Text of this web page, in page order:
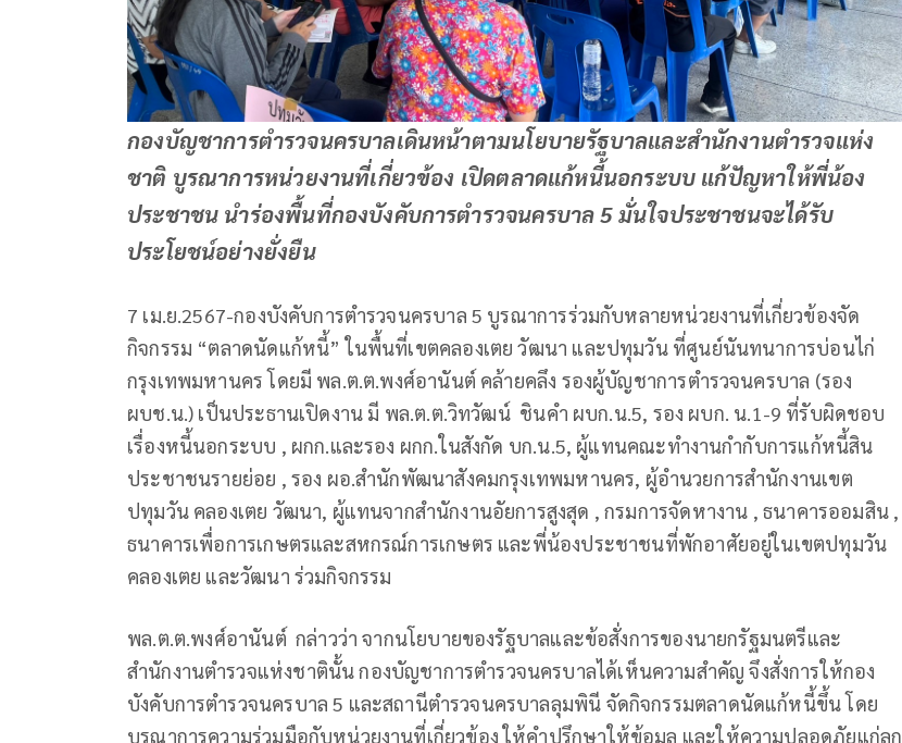
กองบัญชาการตำรวจนครบาลเดินหน้าตามนโยบายรัฐบาลและสำนักงานตำรวจแห่ง
ชาติ บูรณาการหน่วยงานที่เกี่ยวข้อง เปิดตลาดแก้หนี้นอกระบบ แก้ปัญหาให้พี่น้อง
ประชาชน นำร่องพื้นที่กองบังคับการตำรวจนครบาล 5 มั่นใจประชาชนจะได้รับ
ประโยชน์อย่างยั่งยืน
7 เม.ย.2567-กองบังคับการตำรวจนครบาล 5 บูรณาการร่วมกับหลายหน่วยงานที่เกี่ยวข้องจัด
กิจกรรม “ตลาดนัดแก้หนี้” ในพื้นที่เขตคลองเตย วัฒนา และปทุมวัน ที่ศูนย์นันทนาการบ่อนไก่
กรุงเทพมหานคร โดยมี พล.ต.ต.พงศ์อานันต์ คล้ายคลึง รองผู้บัญชาการตำรวจนครบาล (รอง
ผบช.น.) เป็นประธานเปิดงาน มี พล.ต.ต.วิทวัฒน์ ชินคำ ผบก.น.5, รอง ผบก. น.1-9 ที่รับผิดชอบ
เรื่องหนี้นอกระบบ , ผกก.และรอง ผกก.ในสังกัด บก.น.5, ผู้แทนคณะทำงานกำกับการแก้หนี้สิน
ประชาชนรายย่อย , รอง ผอ.สำนักพัฒนาสังคมกรุงเทพมหานคร, ผู้อำนวยการสำนักงานเขต
ปทุมวัน คลองเตย วัฒนา, ผู้แทนจากสำนักงานอัยการสูงสุด , กรมการจัดหางาน , ธนาคารออมสิน ,
ธนาคารเพื่อการเกษตรและสหกรณ์การเกษตร และพี่น้องประชาชนที่พักอาศัยอยู่ในเขตปทุมวัน
คลองเตย และวัฒนา ร่วมกิจกรรม
พล.ต.ต.พงศ์อานันต์ กล่าวว่า จากนโยบายของรัฐบาลและข้อสั่งการของนายกรัฐมนตรีและ
สำนักงานตำรวจแห่งชาตินั้น กองบัญชาการตำรวจนครบาลได้เห็นความสำคัญ จึงสั่งการให้กอง
บังคับการตำรวจนครบาล 5 และสถานีตำรวจนครบาลลุมพินี จัดกิจกรรมตลาดนัดแก้หนี้ขึ้น โดย
บูรณาการความร่วมมือกับหน่วยงานที่เกี่ยวข้อง ให้คำปรึกษาให้ข้อมูล และให้ความปลอดภัยแก่ลูก